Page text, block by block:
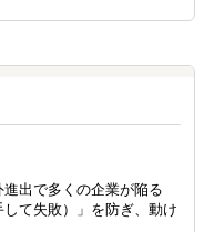
出で多くの企業が陥る
して失敗）」を防ぎ、動け